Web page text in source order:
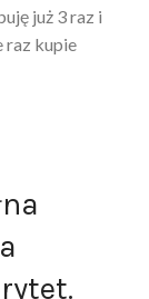
już 3 raz i
raz kupie